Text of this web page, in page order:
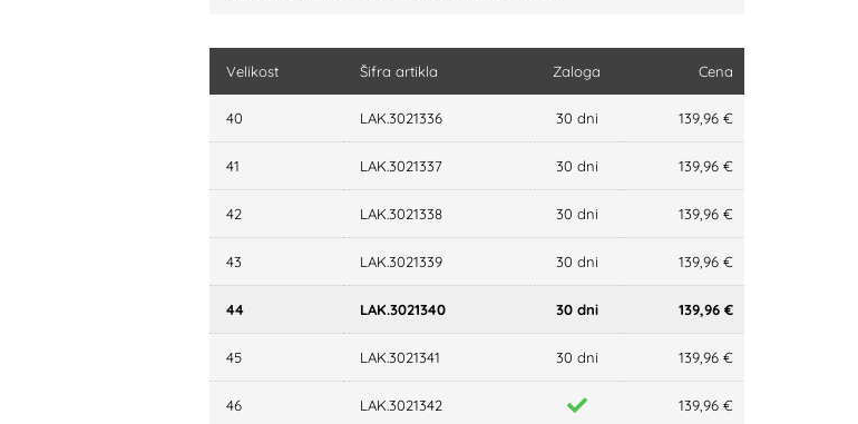
Velikost Šifra artikla Zaloga Cena
40 LAK.3021336 30 dni 139,96 €
41 LAK.3021337 30 dni 139,96 €
42 LAK.3021338 30 dni 139,96 €
43 LAK.3021339 30 dni 139,96 €
44 LAK.3021340 30 dni 139,96 €
45 LAK.3021341 30 dni 139,96 €
46 LAK.3021342 139,96 €